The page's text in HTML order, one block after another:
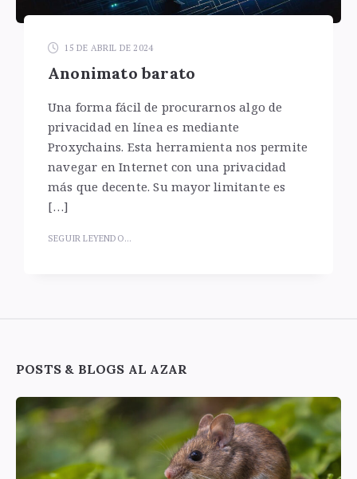
15 DE ABRIL DE 2024
Anonimato barato
Una forma fácil de procurarnos algo de
privacidad en línea es mediante
Proxychains. Esta herramienta nos permite
navegar en Internet con una privacidad
más que decente. Su mayor limitante es
[…]
SEGUIR LEYENDO...
Widgets
POSTS & BLOGS AL AZAR